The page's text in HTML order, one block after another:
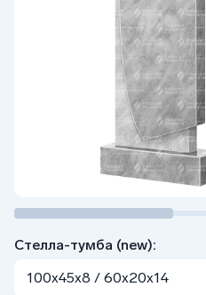
Стелла-тумба (new):
100x45x8 / 60x20x14